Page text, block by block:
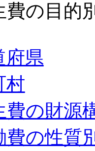
の目的
県
の財源
の性質